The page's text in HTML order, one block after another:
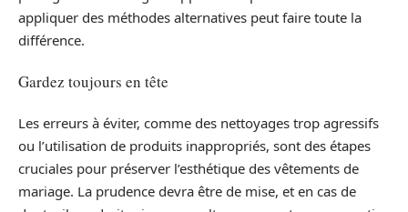
appliquer des méthodes alternatives peut faire toute la
différence.
Gardez toujours en tête
Les erreurs à éviter, comme des nettoyages trop agressifs
ou l’utilisation de produits inappropriés, sont des étapes
cruciales pour préserver l’esthétique des vêtements de
mariage. La prudence devra être de mise, et en cas de